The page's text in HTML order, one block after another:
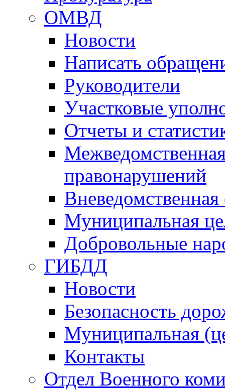
ОМВД
Новости
Написать
Руководители
Участковые
Отчеты и
правонарушений
Вневедомственная
Муниципальная
Добровольные
ГИБДД
Новости
Безопасность
Муниципальная
Контакты
Отдел Военного